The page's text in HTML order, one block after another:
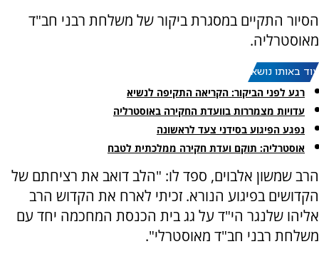
הסיור התקיים במסגרת ביקור של משלחת רבני חב"ד
מאוסטרליה.
עוד באותו נושא:
רגע לפני הביקור: הקריאה התקיפה לנשיא
עדויות מצמררות בוועדת החקירה באוסטרליה
נפגע הפיגוע בסידני צעד לראשונה
אוסטרליה: תוקם ועדת חקירה ממלכתית לטבח
הרב שמשון אלבוים, ספד לו: "הלב דואב את רציחתם של
הקדושים בפיגוע הנורא. זכיתי לארח את הקדוש הרב
אליהו שלנגר הי"ד על גג בית הכנסת המחכמה יחד עם
משלחת רבני חב"ד מאוסטרלי".